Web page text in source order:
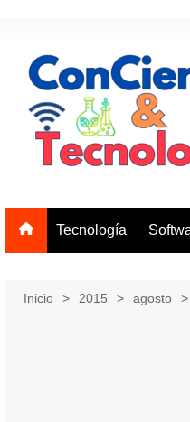
Tecnología
Inicio 2015 agosto